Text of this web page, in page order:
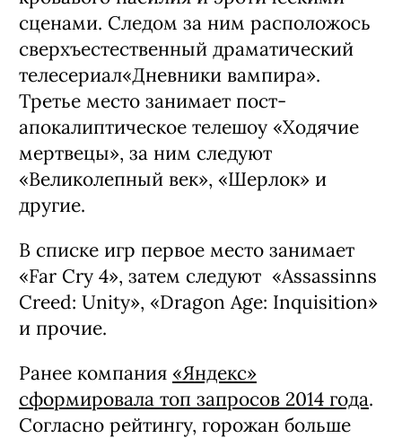
сценами. Следом за ним расположось
сверхъестественный драматический
телесериал«Дневники вампира».
Третье место занимает пост-
апокалиптическое телешоу «Ходячие
мертвецы», за ним следуют
«Великолепный век», «Шерлок» и
другие.
В списке игр первое место занимает
«Far Cry 4», затем следуют «Assassinns
Creed: Unity», «Dragon Age: Inquisition»
и прочие.
Ранее компания «Яндекс»
сформировала топ запросов 2014 года.
Согласно рейтингу, горожан больше